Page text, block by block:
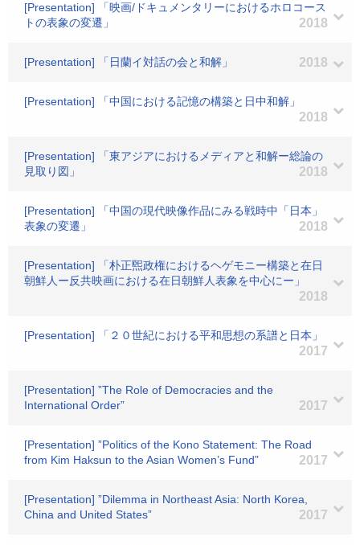
[Presentation] 「映画/ドキュメンタリーにおけるホロコース
トの表象の変遷」
2018
[Presentation] 「日蘭イ対話の会と和解」 2018
[Presentation] 「中国における記憶の構築と日中和解」
2018
[Presentation] 「東アジアにおけるメディアと和解ー総論の
見取り図」
2018
[Presentation] 「中国の現代映像作品にみる戦時中「日本」
表象の変遷」
2018
[Presentation] 「朴正煕政権におけるヘゲモニー構築と在日
朝鮮人ー反共映画における在日朝鮮人表象を中心にー」
2018
[Presentation] 「２０世紀における平和思想の系譜と日本」
2017
[Presentation] ”The Role of Democracies and the
International Order”
2017
[Presentation] ”Politics of the Kono Statement: The Road
from Kim Haksun to the Asian Women’s Fund”
2017
[Presentation] ”Dilemma in Northeast Asia: North Korea,
China and United States”
2017